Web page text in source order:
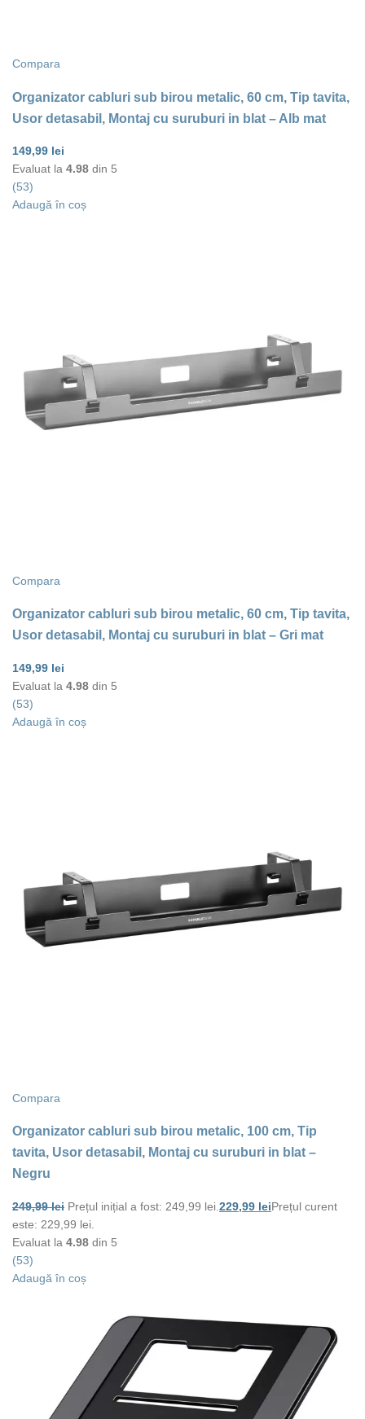
Compara
Organizator cabluri sub birou metalic, 60 cm, Tip tavita,
Usor detasabil, Montaj cu suruburi in blat – Alb mat
149,99 lei
Evaluat la 4.98 din 5
(53)
Adaugă în coș
Compara
Organizator cabluri sub birou metalic, 60 cm, Tip tavita,
Usor detasabil, Montaj cu suruburi in blat – Gri mat
149,99 lei
Evaluat la 4.98 din 5
(53)
Adaugă în coș
Compara
Organizator cabluri sub birou metalic, 100 cm, Tip
tavita, Usor detasabil, Montaj cu suruburi in blat –
Negru
249,99lei Prețul inițial a fost: 249,99 lei. 229,99 leiPrețul curent
este: 229,99 lei.
Evaluat la 4.98 din 5
(53)
Adaugă în coș